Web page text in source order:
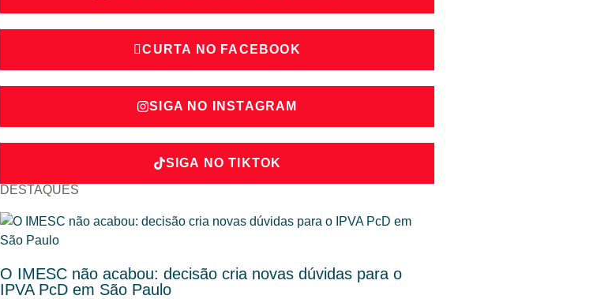
CURTA NO FACEBOOK
SIGA NO INSTAGRAM
SIGA NO TIKTOK
DESTAQUES
O IMESC não acabou: decisão cria novas dúvidas para o
IPVA PcD em São Paulo